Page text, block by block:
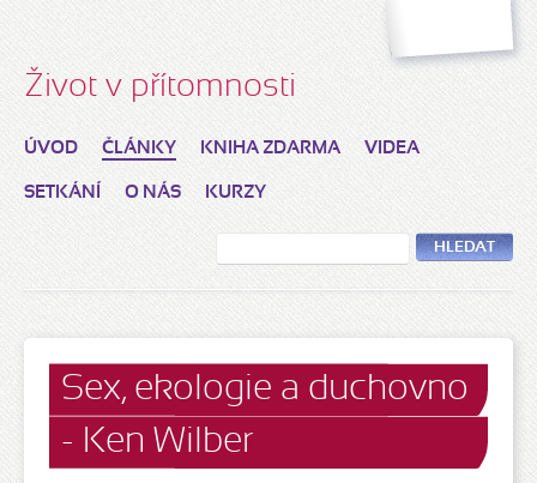
Život v přítomnosti
ÚVOD ČLÁNKY KNIHA ZDARMA VIDEA
SETKÁNÍ O NÁS KURZY
HLEDAT
Sex, ekologie a duchovno
- Ken Wilber